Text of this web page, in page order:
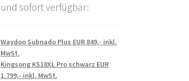
und sofort verfügbar:
Waydoo Subnado Plus EUR 849,- inkl.
MwSt.
Kingsong KS18XL Pro schwarz EUR
1.799,- inkl. MwSt.